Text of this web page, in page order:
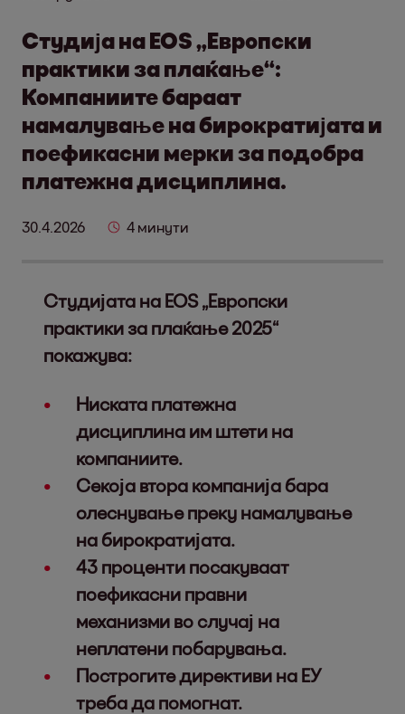
Студија на EOS „Европски
практики за плаќање“:
Компаниите бараат
намалување на бирократијата и
поефикасни мерки за подобра
платежна дисциплина.
30.4.2026 4 минути
Студијата на EOS „Европски
практики за плаќање 2025“
покажува:
Ниската платежна
дисциплина им штети на
компаниите.
Секоја втора компанија бара
олеснување преку намалување
на бирократијата.
43 проценти посакуваат
поефикасни правни
механизми во случај на
неплатени побарувања.
Построгите директиви на ЕУ
треба да помогнат.